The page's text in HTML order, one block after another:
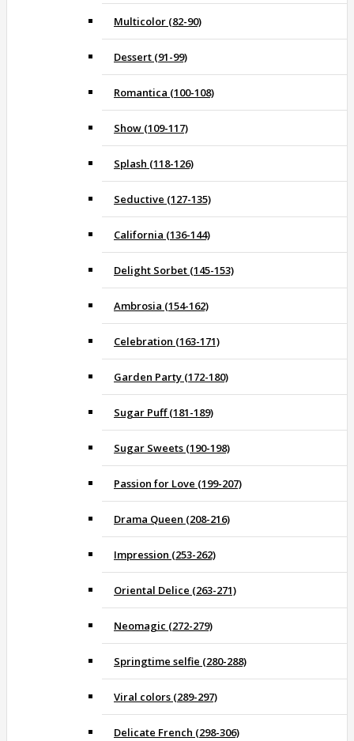
Multicolor (82-90)
Dessert (91-99)
Romantica (100-108)
Show (109-117)
Splash (118-126)
Seductive (127-135)
California (136-144)
Delight Sorbet (145-153)
Ambrosia (154-162)
Celebration (163-171)
Garden Party (172-180)
Sugar Puff (181-189)
Sugar Sweets (190-198)
Passion for Love (199-207)
Drama Queen (208-216)
Impression (253-262)
Oriental Delice (263-271)
Neomagic (272-279)
Springtime selfie (280-288)
Viral colors (289-297)
Delicate French (298-306)